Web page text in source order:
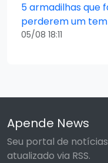
5 armadilhas que
perderem um
05/08 18:11
Apende News
Seu portal de
atualizado via RSS.